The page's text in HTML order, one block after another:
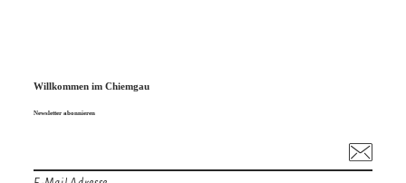
Willkommen im Chiemgau
Newsletter abonnieren